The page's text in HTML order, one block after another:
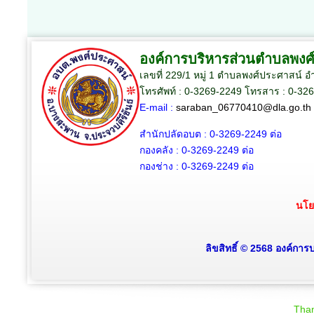
องค์การบริหารส่วนตำบลพง
เลขที่ 229/1 หมู่ 1 ตำบลพงศ์ประศาสน์
โทรศัพท์ : 0-3269-2249 โทรสาร : 0-
E-mail : saraban_06770410@dla.go.th
สำนักปลัดอบต : 0-3269-2249 ต่อ
กองคลัง : 0-3269-2249 ต่อ
กองช่าง : 0-3269-2249 ต่อ
นโ
ลิขสิทธิ์ © 2568 องค์กา